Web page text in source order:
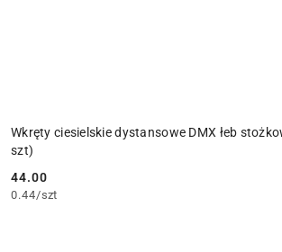
Wkręty ciesielskie dystansowe DMX łeb
szt)
Cena:
44.00
0.44/szt